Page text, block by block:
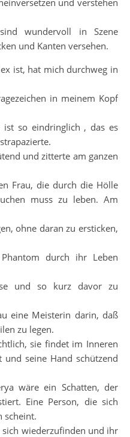
und verstehen
wundervoll in Szene
und Kanten versehen.
ist, hat mich durchweg in
in meinem Kopf
ist so eindringlich , das es
und zitterte am ganzen
Frau, die durch die Hölle
muss zu leben. Am
ohne daran zu ersticken,
durch ihr Leben
und so kurz davor zu
eine Meisterin darin, daß
zu legen.
sie findet im Inneren
seine Hand schützend
wäre ein Schatten, der
Eine Person, die sich
scheint.
sich wiederzufinden und ihr